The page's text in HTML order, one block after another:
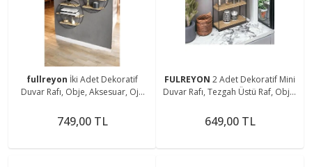
fullreyon İki Adet Dekoratif
Duvar Rafı, Obje, Aksesuar, Oje
749,00 TL
FULREYON 2 Adet Dekoratif Mini
Duvar Rafı, Tezgah Üstü Raf, Obje,
Metal Raf
649,00 TL